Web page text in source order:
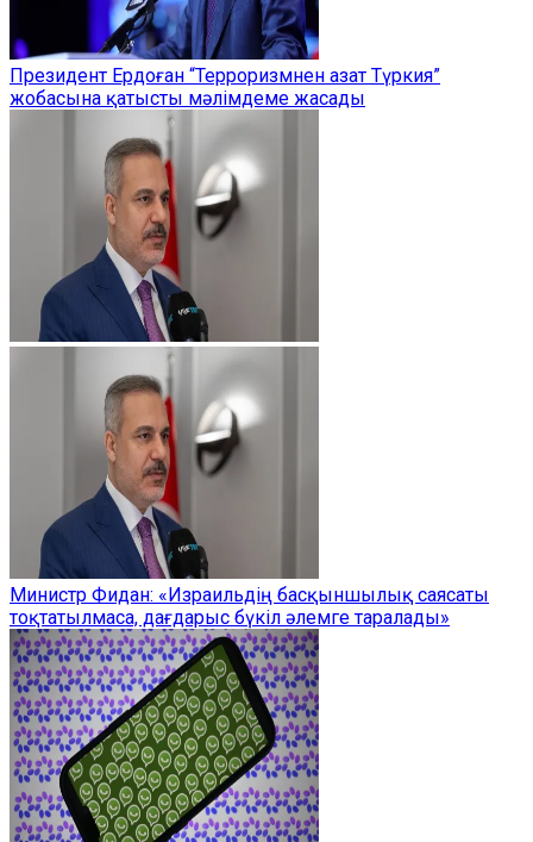
Президент Ердоған “Терроризмнен азат Түркия”
жобасына қатысты мәлімдеме жасады
Министр Фидан: «Израильдің басқыншылық саясаты
тоқтатылмаса, дағдарыс бүкіл әлемге таралады»